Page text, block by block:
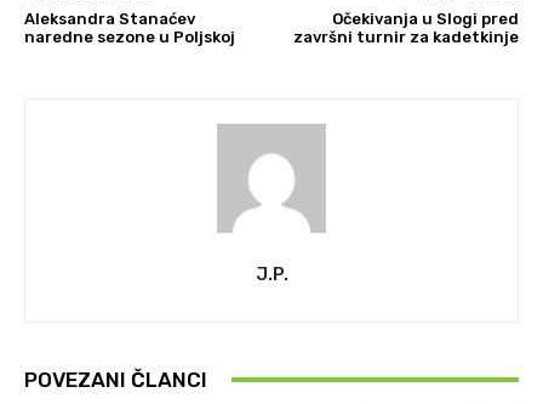
Aleksandra Stanaćev
naredne sezone u Poljskoj
Očekivanja u Slogi pred
završni turnir za kadetkinje
J.P.
POVEZANI ČLANCI